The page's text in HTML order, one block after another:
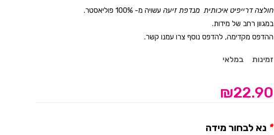
חולצה דרייפיט איכותית מנדפת זיעה עשויה מ- 100% פוליאסטר.
במגוון רחב של מידות.
ההדפס מקדימה, להדפס נוסף צרו עמנו קשר.
זמינות במלאי
₪22.90
נא לבחור מידה *